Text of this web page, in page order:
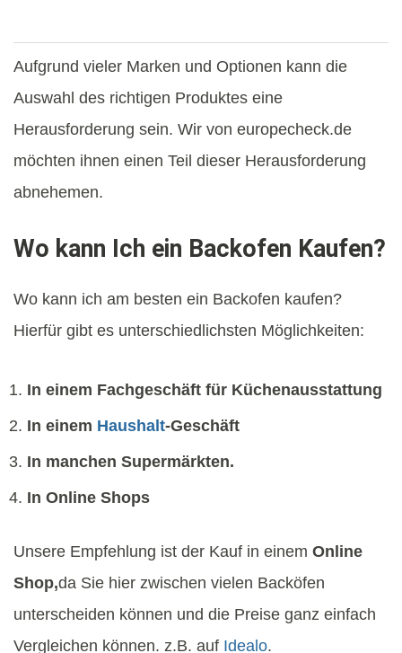
Aufgrund vieler Marken und Optionen kann die
Auswahl des richtigen Produktes eine
Herausforderung sein. Wir von europecheck.de
möchten ihnen einen Teil dieser Herausforderung
abnehemen.
Wo kann Ich ein Backofen Kaufen?
Wo kann ich am besten ein Backofen kaufen?
Hierfür gibt es unterschiedlichsten Möglichkeiten:
In einem Fachgeschäft für Küchenausstattung
In einem Haushalt-Geschäft
In manchen Supermärkten.
In Online Shops
Unsere Empfehlung ist der Kauf in einem Online
Shop,da Sie hier zwischen vielen Backöfen
unterscheiden können und die Preise ganz einfach
Vergleichen können. z.B. auf Idealo.